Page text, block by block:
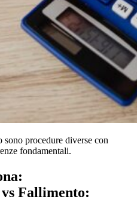
sono procedure diverse con
fondamentali.
Fallimento: